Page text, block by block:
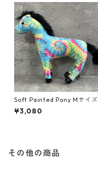
Soft Painted Pony Mサイズ
USA FABRIC＃66
¥3,080
その他の商品